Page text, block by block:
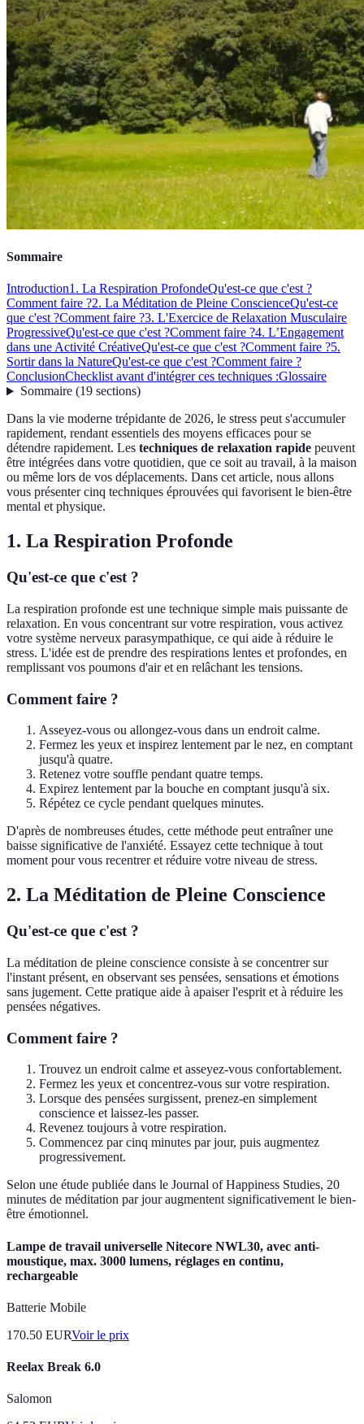
Sommaire
Introduction1. La Respiration ProfondeQu'est-ce que c'est ?
Comment faire ?2. La Méditation de Pleine ConscienceQu'est-ce
que c'est ?Comment faire ?3. L'Exercice de Relaxation Musculaire
ProgressiveQu'est-ce que c'est ?Comment faire ?4. L’Engagement
dans une Activité CréativeQu'est-ce que c'est ?Comment faire ?5.
Sortir dans la NatureQu'est-ce que c'est ?Comment faire ?
ConclusionChecklist avant d'intégrer ces techniques :Glossaire
Sommaire(19 sections)
Dans la vie moderne trépidante de 2026, le stress peut s'accumuler
rapidement, rendant essentiels des moyens efficaces pour se
détendre rapidement. Les techniques de relaxation rapide peuvent
être intégrées dans votre quotidien, que ce soit au travail, à la maison
ou même lors de vos déplacements. Dans cet article, nous allons
vous présenter cinq techniques éprouvées qui favorisent le bien-être
mental et physique.
1. La Respiration Profonde
Qu'est-ce que c'est ?
La respiration profonde est une technique simple mais puissante de
relaxation. En vous concentrant sur votre respiration, vous activez
votre système nerveux parasympathique, ce qui aide à réduire le
stress. L'idée est de prendre des respirations lentes et profondes, en
remplissant vos poumons d'air et en relâchant les tensions.
Comment faire ?
Asseyez-vous ou allongez-vous dans un endroit calme.
Fermez les yeux et inspirez lentement par le nez, en comptant
jusqu'à quatre.
Retenez votre souffle pendant quatre temps.
Expirez lentement par la bouche en comptant jusqu'à six.
Répétez ce cycle pendant quelques minutes.
D'après de nombreuses études, cette méthode peut entraîner une
baisse significative de l'anxiété. Essayez cette technique à tout
moment pour vous recentrer et réduire votre niveau de stress.
2. La Méditation de Pleine Conscience
Qu'est-ce que c'est ?
La méditation de pleine conscience consiste à se concentrer sur
l'instant présent, en observant ses pensées, sensations et émotions
sans jugement. Cette pratique aide à apaiser l'esprit et à réduire les
pensées négatives.
Comment faire ?
Trouvez un endroit calme et asseyez-vous confortablement.
Fermez les yeux et concentrez-vous sur votre respiration.
Lorsque des pensées surgissent, prenez-en simplement
conscience et laissez-les passer.
Revenez toujours à votre respiration.
Commencez par cinq minutes par jour, puis augmentez
progressivement.
Selon une étude publiée dans le Journal of Happiness Studies, 20
minutes de méditation par jour augmentent significativement le bien-
être émotionnel.
Lampe de travail universelle Nitecore NWL30, avec anti-
moustique, max. 3000 lumens, réglages en continu,
rechargeable
Batterie Mobile
170.50 EURVoir le prix
Reelax Break 6.0
Salomon